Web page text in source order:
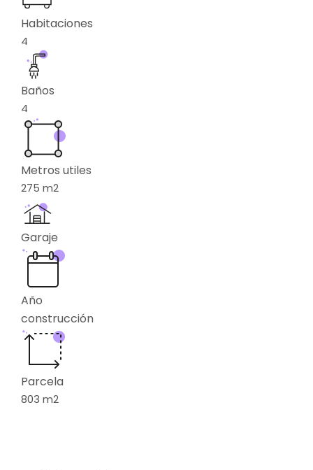
Habitaciones
4
Baños
4
Metros utiles
275 m2
Garaje
Año
construcción
Parcela
803 m2